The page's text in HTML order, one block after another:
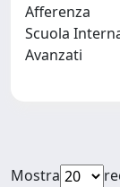
Afferenza
Scuola
Avanzati
Mostra